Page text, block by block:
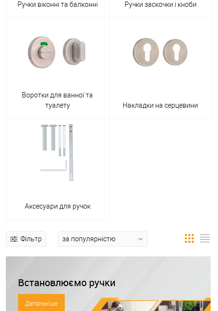
Ручки віконні та балконні Ручки заскочки і кноби
Воротки для ванної та
туалету
Накладки на серцевини
Аксесуари для ручок
Фільтр
Встановлюємо ручки
Детальніше